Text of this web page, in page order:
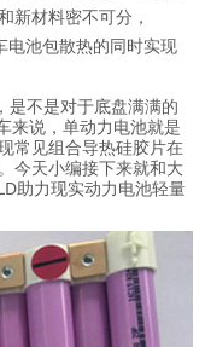
新材料密不可分，
电池包散热的同时实现
不是对于底盘满满的
来说，单动力电池就是
常见组合导热硅胶片在
今天小编接下来就和大
助力现实动力电池轻量